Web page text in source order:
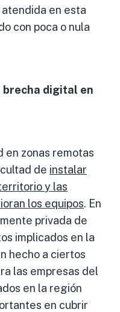
en esta
con poca o nula
brecha digital en
en zonas remotas
de instalar
oy las
los equipos. En
privada de
implicados en la
hecho a ciertos
las empresas del
en la región
en cubrir